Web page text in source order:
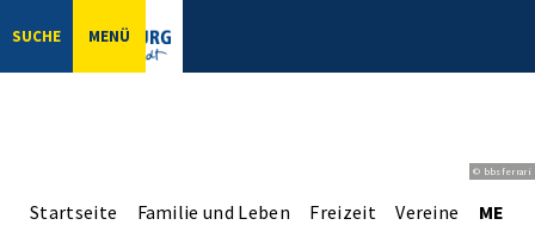
SUCHE MENÜ
© bbsferrari
Startseite Familie und Leben Freizeit Vereine